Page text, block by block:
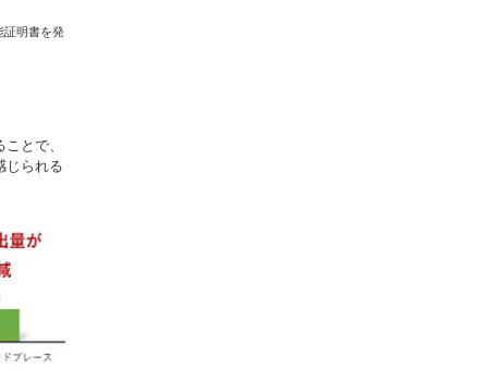
証明書を発
とで、
じられる